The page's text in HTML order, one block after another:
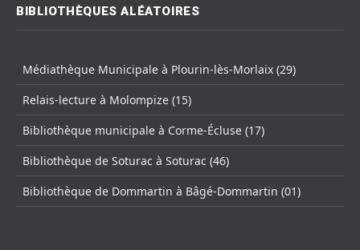
BIBLIOTHÈQUES ALÉATOIRES
Médiathèque Municipale à Plourin-lès-Morlaix (29)
Relais-lecture à Molompize (15)
Bibliothèque municipale à Corme-Écluse (17)
Bibliothèque de Soturac à Soturac (46)
Bibliothèque de Dommartin à Bâgé-Dommartin (01)